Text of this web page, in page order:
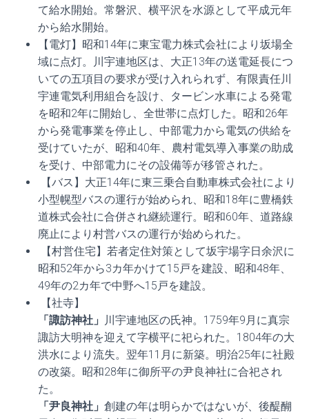
て給水開始。常磐沢、横平沢を水源として平成元年
から給水開始。
【電灯】昭和14年に東宝電力株式会社により坂場全
域に点灯。川宇連地区は、大正13年の送電延長につ
いての五項目の要求が受け入れられず、有限責任川
宇連電気利用組合を設け、タービン水車による発電
を昭和2年に開始し、全世帯に点灯した。昭和26年
から発電事業を停止し、中部電力から電気の供給を
受けていたが、昭和40年、農村電気導入事業の助成
を受け、中部電力にその設備等が移管された。
【バス】大正14年に東三乗合自動車株式会社により
小型幌型バスの運行が始められ、昭和18年に豊橋鉄
道株式会社に合併され継続運行。昭和60年、道路線
廃止により村営バスの運行が始められた。
【村営住宅】若者定住対策として坂宇場字日余沢に
昭和52年から3カ年かけて15戸を建設、昭和48年、
49年の2カ年で中野へ15戸を建設。
【社寺】
「諏訪神社」 川宇連地区の氏神。1759年9月に真宗
諏訪大明神を迎えて字横平に祀られた。1804年の大
洪水により流失。翌年11月に新築。明治25年に社殿
の改築。昭和28年に御所平の尹良神社に合祀され
た。
「尹良神社」 創建の年は明らかではないが、後醍醐